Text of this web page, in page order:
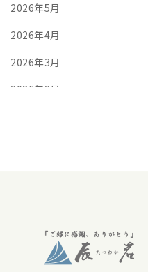
2026年5月
2026年4月
2026年3月
2026年2月
2025年8月